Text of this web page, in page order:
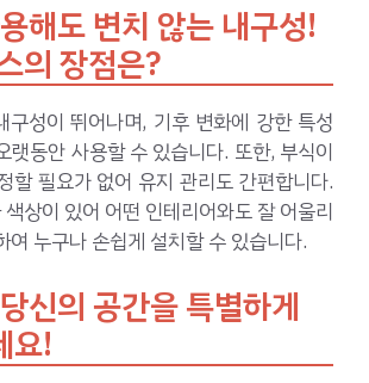
해도 변치 않는 내구성!
의 장점은?
구성이 뛰어나며, 기후 변화에 강한 특성
랫동안 사용할 수 있습니다. 또한, 부식이
할 필요가 없어 유지 관리도 간편합니다.
상이 있어 어떤 인테리어와도 잘 어울리
여 누구나 손쉽게 설치할 수 있습니다.
신의 공간을 특별하게
요!